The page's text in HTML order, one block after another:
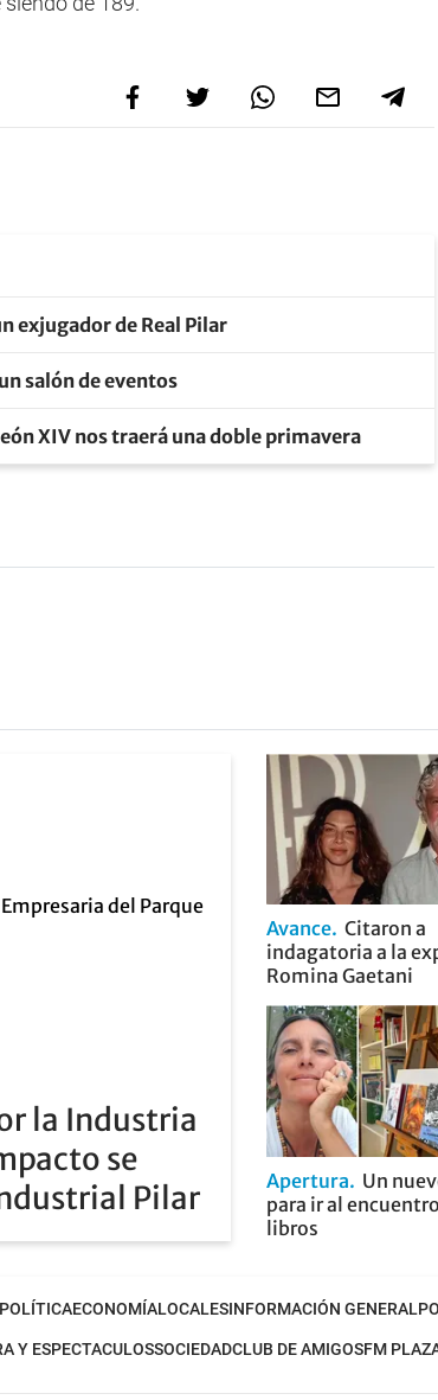
exjugador de Real Pilar
salón de eventos
XIV nos traerá una doble primavera
la Industria
se
Pilar
Avance Citaron a
indagatoria a la
Romina Gaetani
Apertura
Un
para ir al
libros
ECONOMÍALOCALESINFORMACIÓN GENERAL
Y ESPECTACULOSSOCIEDADCLUB DE AMIGOSFM